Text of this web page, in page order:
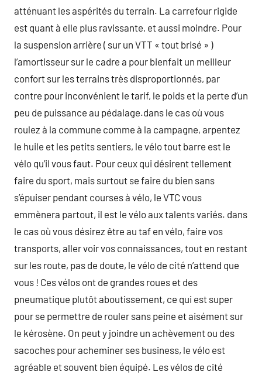
atténuant les aspérités du terrain. La carrefour rigide
est quant à elle plus ravissante, et aussi moindre. Pour
la suspension arrière ( sur un VTT « tout brisé » )
l’amortisseur sur le cadre a pour bienfait un meilleur
confort sur les terrains très disproportionnés, par
contre pour inconvénient le tarif, le poids et la perte d’un
peu de puissance au pédalage.dans le cas où vous
roulez à la commune comme à la campagne, arpentez
le huile et les petits sentiers, le vélo tout barre est le
vélo qu’il vous faut. Pour ceux qui désirent tellement
faire du sport, mais surtout se faire du bien sans
s’épuiser pendant courses à vélo, le VTC vous
emmènera partout, il est le vélo aux talents variés. dans
le cas où vous désirez être au taf en vélo, faire vos
transports, aller voir vos connaissances, tout en restant
sur les route, pas de doute, le vélo de cité n’attend que
vous ! Ces vélos ont de grandes roues et des
pneumatique plutôt aboutissement, ce qui est super
pour se permettre de rouler sans peine et aisément sur
le kérosène. On peut y joindre un achèvement ou des
sacoches pour acheminer ses business, le vélo est
agréable et souvent bien équipé. Les vélos de cité